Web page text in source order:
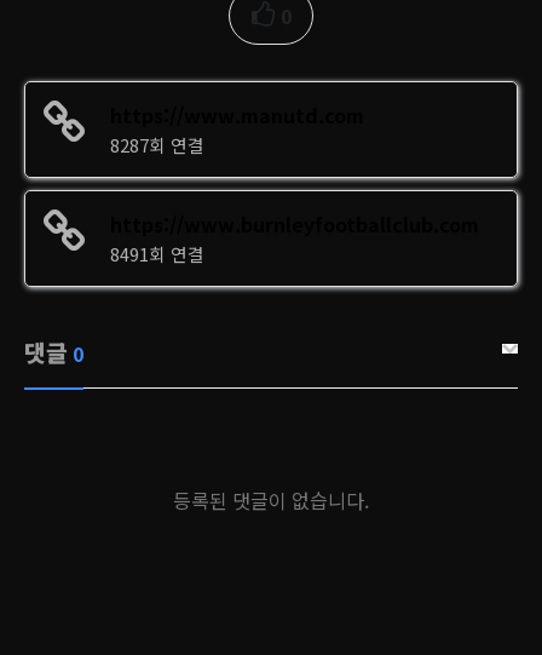
0
8287회 연결
8491회 연결
댓글 0
등록된 댓글이 없습니다.